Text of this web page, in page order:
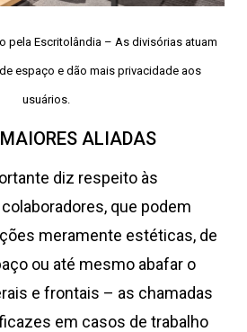
pela Escritolândia – As divisórias atuam
espaço e dão mais privacidade aos
usuários.
ALIADAS
diz respeito às
que podem
meramente estéticas, de
ou até mesmo abafar o
e frontais – as chamadas
em casos de trabalho